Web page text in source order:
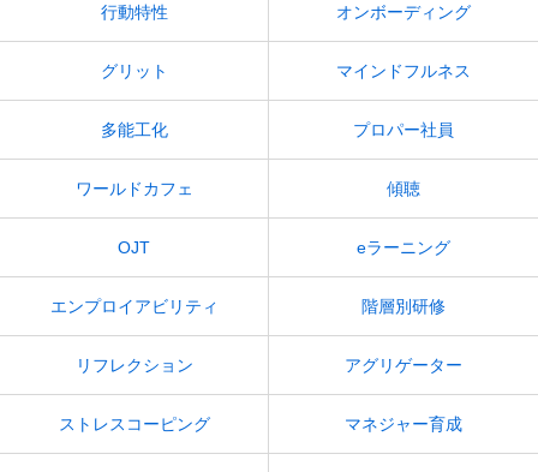
行動特性 オンボーディング
グリット マインドフルネス
多能工化 プロパー社員
ワールドカフェ 傾聴
OJT eラーニング
エンプロイアビリティ 階層別研修
リフレクション アグリゲーター
ストレスコーピング マネジャー育成